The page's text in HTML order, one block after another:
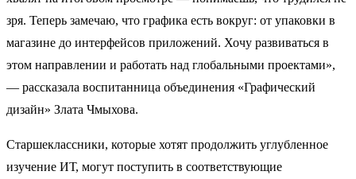
зря. Теперь замечаю, что графика есть вокруг: от упаковки в
магазине до интерфейсов приложений. Хочу развиваться в
этом направлении и работать над глобальными проектами»,
― рассказала воспитанница объединения «Графический
дизайн» Злата Чмыхова.
Старшеклассники, которые хотят продолжить углубленное
изучение ИТ, могут поступить в соответствующие